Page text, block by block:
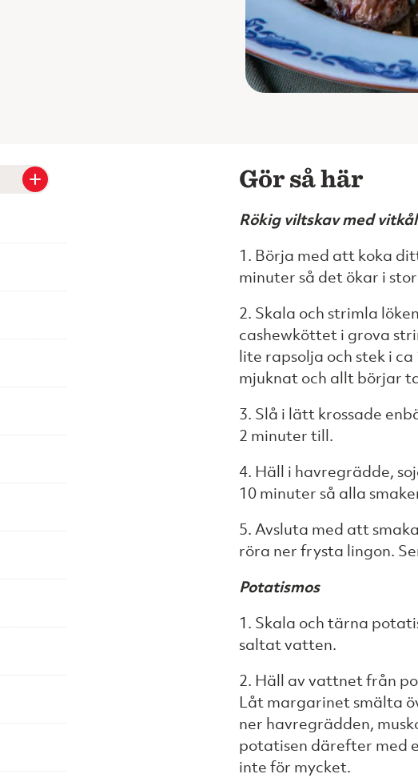
Gör så här
Rökig viltskav med
1. Börja med att koka
minuter så det ökar i
2. Skala och strimla
cashewköttet i grova
lite rapsolja och stek i
mjuknat och allt börjar
3. Slå i lätt krossade
2 minuter till.
4. Häll i havregrädde,
10 minuter så alla
5. Avsluta med att
röra ner frysta lingon.
Potatismos
1. Skala och tärna
saltat vatten.
2. Häll av vattnet från
Låt margarinet smälta
ner havregrädden,
potatisen därefter med
inte för mycket.